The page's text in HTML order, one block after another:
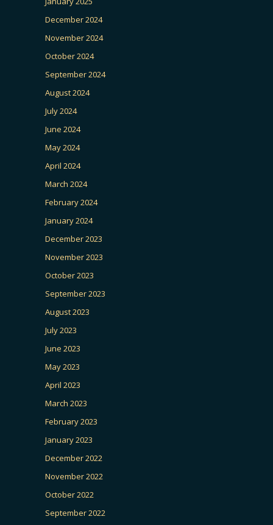
December 2024
November 2024
October 2024
September 2024
August 2024
July 2024
June 2024
May 2024
April 2024
March 2024
February 2024
January 2024
December 2023
November 2023
October 2023
September 2023
August 2023
July 2023
June 2023
May 2023
April 2023
March 2023
February 2023
January 2023
December 2022
November 2022
October 2022
September 2022